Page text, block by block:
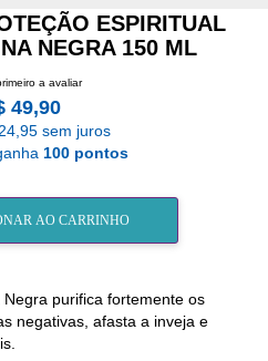
ESPIRITUAL
NEGRA 150 ML
a avaliar
49,90
sem juros
100 pontos
AO CARRINHO
purifica fortemente os
negativas, afasta a inveja e